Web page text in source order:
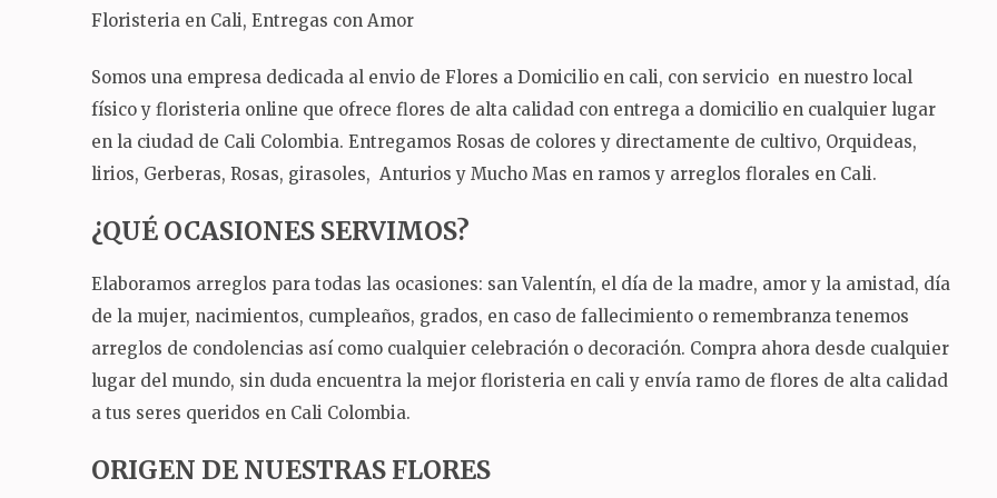
Floristeria en Cali, Entregas con Amor
Somos una empresa dedicada al envio de Flores a Domicilio en cali, con servicio en nuestro local
físico y floristeria online que ofrece flores de alta calidad con entrega a domicilio en cualquier lugar
en la ciudad de Cali Colombia. Entregamos Rosas de colores y directamente de cultivo, Orquideas,
lirios, Gerberas, Rosas, girasoles, Anturios y Mucho Mas en ramos y arreglos florales en Cali.
¿QUÉ OCASIONES SERVIMOS?
Elaboramos arreglos para todas las ocasiones: san Valentín, el día de la madre, amor y la amistad, día
de la mujer, nacimientos, cumpleaños, grados, en caso de fallecimiento o remembranza tenemos
arreglos de condolencias así como cualquier celebración o decoración. Compra ahora desde cualquier
lugar del mundo, sin duda encuentra la mejor floristeria en cali y envía ramo de flores de alta calidad
a tus seres queridos en Cali Colombia.
ORIGEN DE NUESTRAS FLORES